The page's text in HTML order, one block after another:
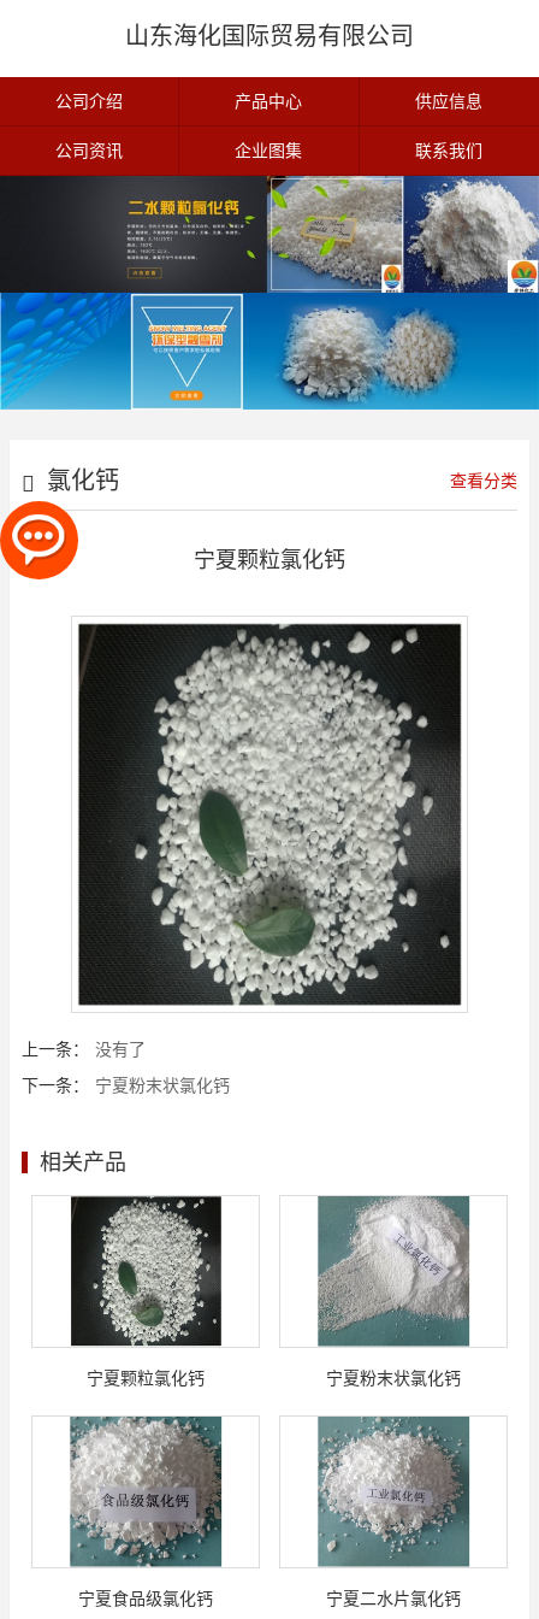
山东海化国际贸易有限公司
公司介绍 产品中心 供应信息
公司资讯 企业图集 联系我们
氯化钙 查看分类
宁夏颗粒氯化钙
上一条：
没有了
下一条：
宁夏粉末状氯化钙
相关产品
宁夏颗粒氯化钙 宁夏粉末状氯化钙
宁夏食品级氯化钙 宁夏二水片氯化钙